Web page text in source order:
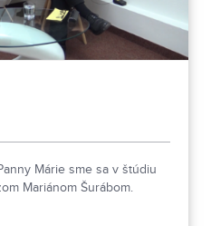
Márie sme sa v štúdiu
Mariánom Šurábom.